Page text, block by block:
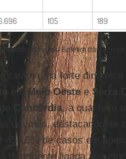
pelo Boletim da
uma forte
e o Meio OesteeSerra
Concórdia, a qual teve
um mês, destacando-se
454,5% de casos em
fortemente ligada ao